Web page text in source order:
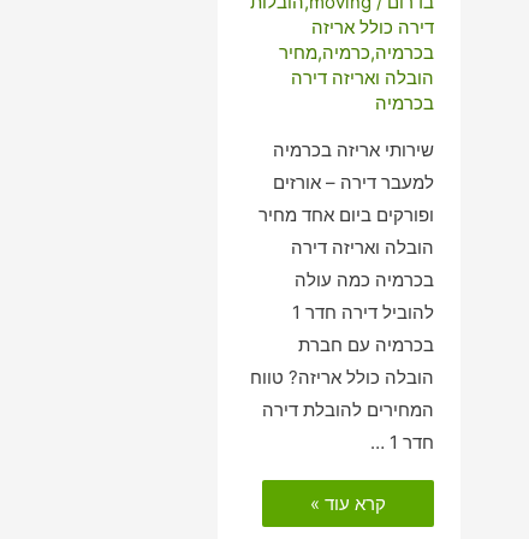
דירה כולל אריזה
בכרמיה,כרמיה,מחיר
הובלה ואריזה דירה
בכרמיה
שירותי אריזה בכרמיה
למעבר דירה – אורזים
ופורקים ביום אחד מחיר
הובלה ואריזה דירה
בכרמיה כמה עולה
להוביל דירה חדר 1
בכרמיה עם חברת
הובלה כולל אריזה? טווח
המחירים להובלת דירה
חדר 1 …
הובלות
דירה
כולל
קרא עוד »